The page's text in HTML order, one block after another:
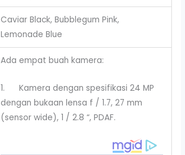
Caviar Black, Bubblegum Pink,
Lemonade Blue
Ada empat buah kamera:
1. Kamera dengan spesifikasi 24 MP
dengan bukaan lensa f / 1.7, 27 mm
(sensor wide), 1 / 2.8 “, PDAF.